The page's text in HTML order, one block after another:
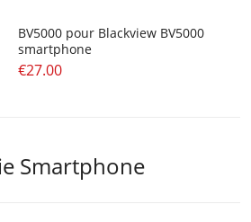
BV5000 pour Blackview BV5000
smartphone
€27.00
Smartphone